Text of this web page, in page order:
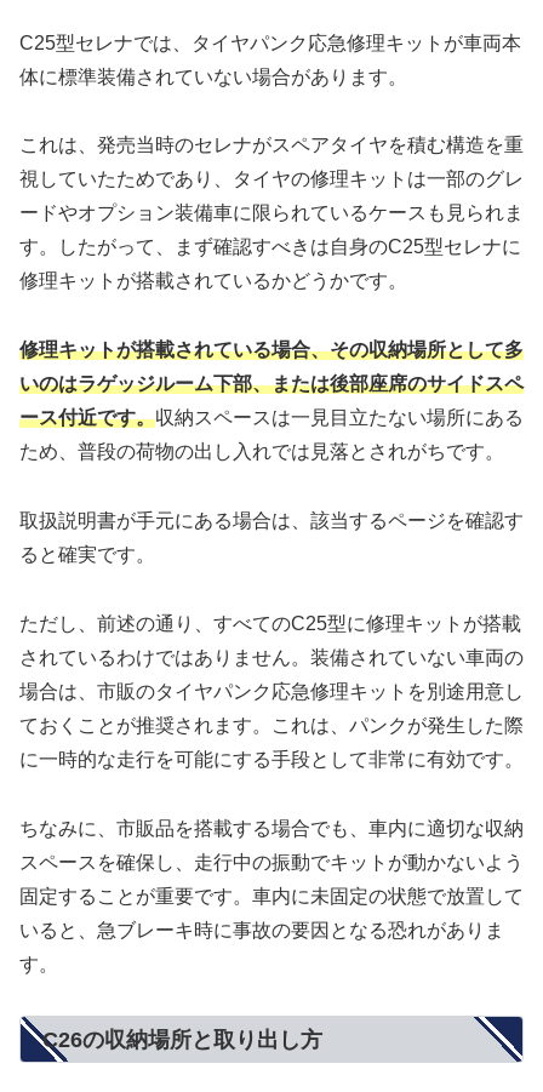
C25型セレナでは、タイヤパンク応急修理キットが車両本
体に標準装備されていない場合があります。
これは、発売当時のセレナがスペアタイヤを積む構造を重
視していたためであり、タイヤの修理キットは一部のグレ
ードやオプション装備車に限られているケースも見られま
す。したがって、まず確認すべきは自身のC25型セレナに
修理キットが搭載されているかどうかです。
修理キットが搭載されている場合、その収納場所として多
いのはラゲッジルーム下部、または後部座席のサイドスペ
ース付近です。収納スペースは一見目立たない場所にある
ため、普段の荷物の出し入れでは見落とされがちです。
取扱説明書が手元にある場合は、該当するページを確認す
ると確実です。
ただし、前述の通り、すべてのC25型に修理キットが搭載
されているわけではありません。装備されていない車両の
場合は、市販のタイヤパンク応急修理キットを別途用意し
ておくことが推奨されます。これは、パンクが発生した際
に一時的な走行を可能にする手段として非常に有効です。
ちなみに、市販品を搭載する場合でも、車内に適切な収納
スペースを確保し、走行中の振動でキットが動かないよう
固定することが重要です。車内に未固定の状態で放置して
いると、急ブレーキ時に事故の要因となる恐れがありま
す。
C26の収納場所と取り出し方